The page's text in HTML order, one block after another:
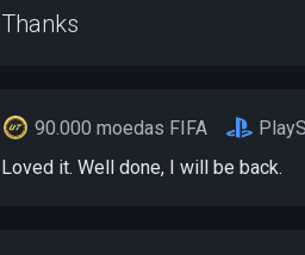
Thanks
90.000 moedas FIFA
Loved it. Well done, I will be back.